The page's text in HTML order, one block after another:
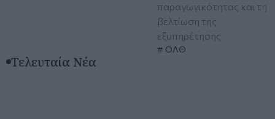
παραγωγικότητας και τη
βελτίωση της
εξυπηρέτησης
ΟΛΘ
Τελευταία Νέα